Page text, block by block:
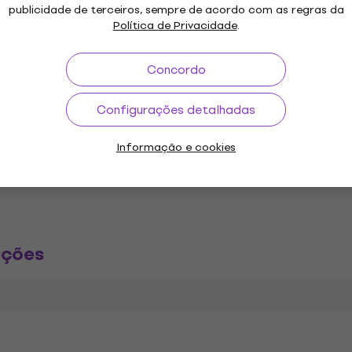
publicidade de terceiros, sempre de acordo com as regras da
Política de Privacidade.
Concordo
Configurações detalhadas
Informação e cookies
5x line, 1x combo-mic) Completamente 5 saídas (1x XLR,
Reloop RMX Innofader acessório por Audio Innovate
Internacional.
de DJ Reloop Mesas de mistura para DJs